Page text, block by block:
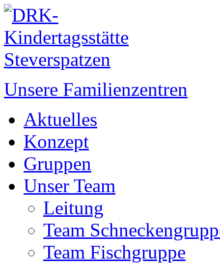
Unsere Familienzentren
Aktuelles
Konzept
Gruppen
Unser Team
Leitung
Team
Team Fischgruppe